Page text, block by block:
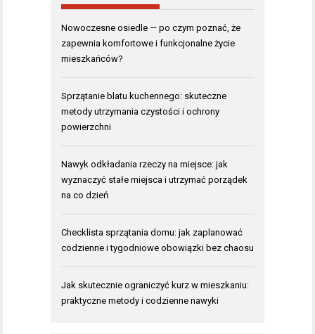
Nowoczesne osiedle — po czym poznać, że
zapewnia komfortowe i funkcjonalne życie
mieszkańców?
Sprzątanie blatu kuchennego: skuteczne
metody utrzymania czystości i ochrony
powierzchni
Nawyk odkładania rzeczy na miejsce: jak
wyznaczyć stałe miejsca i utrzymać porządek
na co dzień
Checklista sprzątania domu: jak zaplanować
codzienne i tygodniowe obowiązki bez chaosu
Jak skutecznie ograniczyć kurz w mieszkaniu:
praktyczne metody i codzienne nawyki